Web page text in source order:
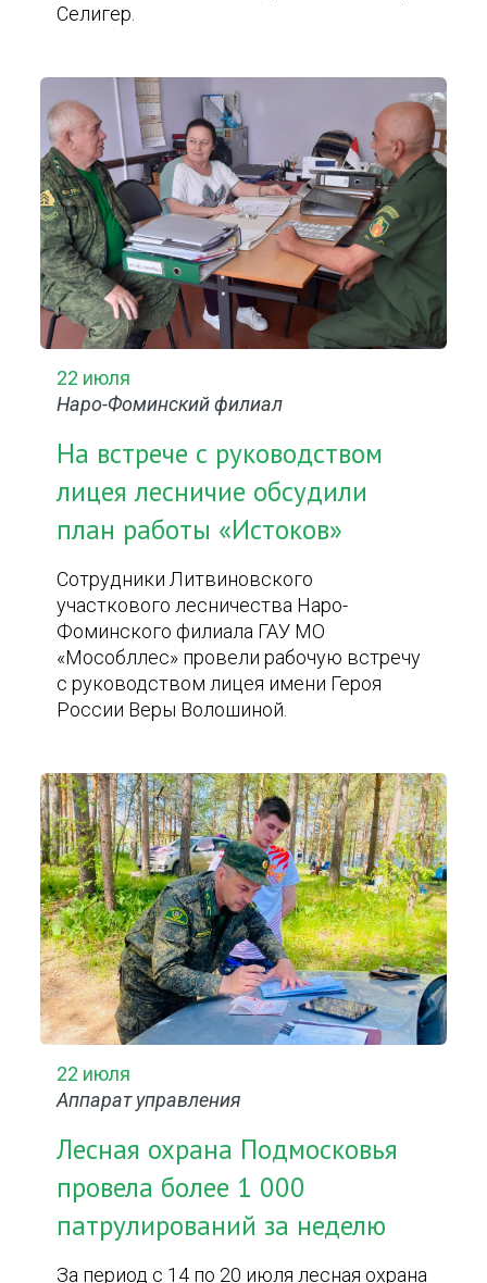
Селигер.
22 июля
Наро-Фоминский филиал
На встрече с руководством
лицея лесничие обсудили
план работы «Истоков»
Сотрудники Литвиновского
участкового лесничества Наро-
Фоминского филиала ГАУ МО
«Мособллес» провели рабочую встречу
с руководством лицея имени Героя
России Веры Волошиной.
22 июля
Аппарат управления
Лесная охрана Подмосковья
провела более 1 000
патрулирований за неделю
За период с 14 по 20 июля лесная охрана